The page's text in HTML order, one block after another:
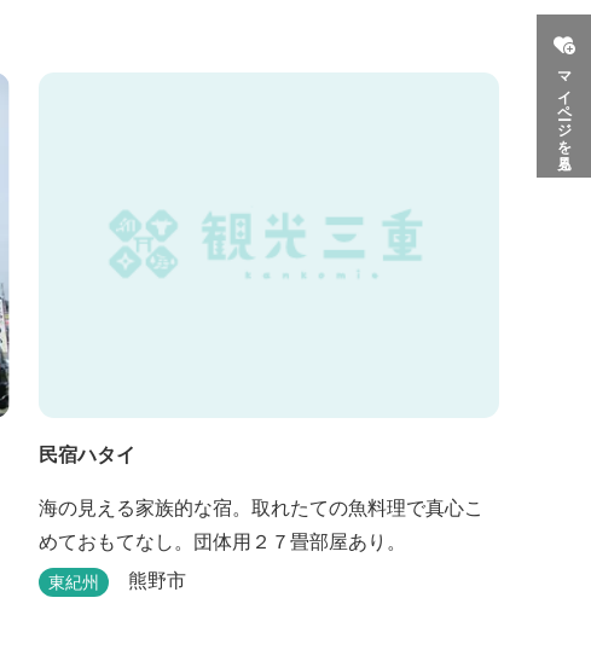
マイページを見る
民宿ハタイ
海の見える家族的な宿。取れたての魚料理で真心こ
めておもてなし。団体用２７畳部屋あり。
東紀州 熊野市